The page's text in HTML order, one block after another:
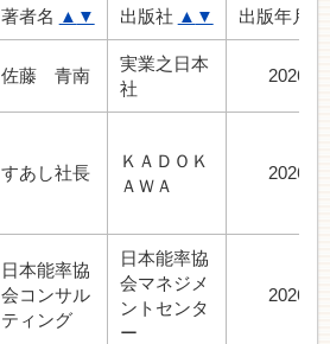
著者名 ▲ ▼ 出版社 ▲ ▼ 出版年月
佐藤 青南
実業之日本
社
2026.7
すあし社長
ＫＡＤＯＫ
ＡＷＡ
2026.6
日本能率協
会コンサル
ティング
日本能率協
会マネジメ
ントセンタ
ー
2026.6